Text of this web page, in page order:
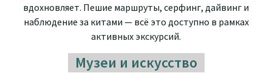
вдохновляет. Пешие маршруты, серфинг, дайвинг и
наблюдение за китами — всё это доступно в рамках
активных экскурсий.
Музеи и искусство